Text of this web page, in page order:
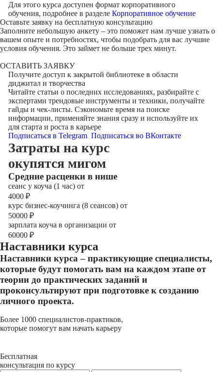
Для этого курса доступен формат корпоративного
обучения, подробнее в разделе Корпоративное обучение
Оставьте заявку на бесплатную консультацию
Заполните небольшую анкету – это поможет нам лучше узнать о
вашем опыте и потребностях, чтобы подобрать для вас лучшие
условия обучения. Это займет не больше трех минут.
ОСТАВИТЬ ЗАЯВКУ
Получите доступ к закрытой библиотекев области
диджитал и творчества
Читайте статьи о последних исследованиях, разбирайте с
экспертами трендовые инструменты и техники, получайте
гайды и чек-листы. Сэкономьте время на поиске
информации, применяйте знания сразу и используйте их
для старта и роста в карьере
Подписаться в Telegram Подписаться во ВКонтакте
Затраты на курс
окупятся мигом
Cредние расценки в нише
сеанс у коуча (1 час) от
4000 ₽
курс бизнес-коучинга (8 сеансов) от
50000 ₽
зарплата коуча в организации от
60000 ₽
Наставники курса
Наставники курса – практикующие специалисты,
которые будут помогать вам на каждом этапе от
теории до практических заданий и
проконсультируют при подготовке к созданию
личного проекта.
Более 1000 специалистов-практиков,
которые помогут вам начать карьеру
Бесплатная
консультация по курсу